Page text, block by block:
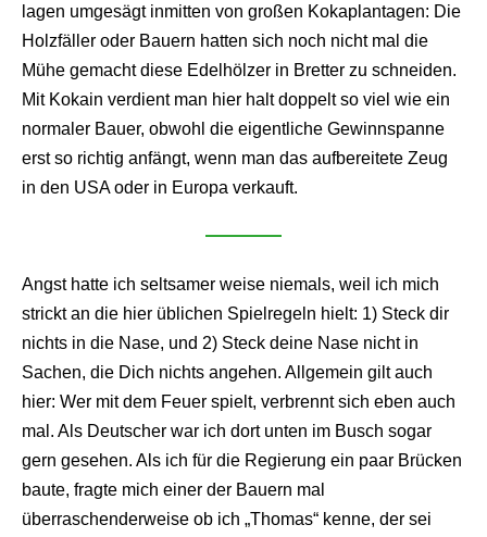
lagen umgesägt inmitten von großen Kokaplantagen: Die
Holzfäller oder Bauern hatten sich noch nicht mal die
Mühe gemacht diese Edelhölzer in Bretter zu schneiden.
Mit Kokain verdient man hier halt doppelt so viel wie ein
normaler Bauer, obwohl die eigentliche Gewinnspanne
erst so richtig anfängt, wenn man das aufbereitete Zeug
in den USA oder in Europa verkauft.
Angst hatte ich seltsamer weise niemals, weil ich mich
strickt an die hier üblichen Spielregeln hielt: 1) Steck dir
nichts in die Nase, und 2) Steck deine Nase nicht in
Sachen, die Dich nichts angehen. Allgemein gilt auch
hier: Wer mit dem Feuer spielt, verbrennt sich eben auch
mal. Als Deutscher war ich dort unten im Busch sogar
gern gesehen. Als ich für die Regierung ein paar Brücken
baute, fragte mich einer der Bauern mal
überraschenderweise ob ich „Thomas“ kenne, der sei